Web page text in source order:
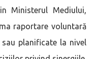
Ministerul Mediului,
raportare voluntară
planificate la nivel